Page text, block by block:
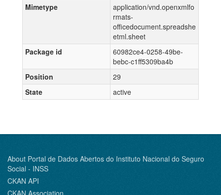
Mimetype
application/vnd.openxmlfo
rmats-
officedocument.spreadshe
etml.sheet
Package id
60982ce4-0258-49be-
bebc-c1ff5309ba4b
Position
29
State
active
About Portal de Dados Abertos do Instituto Nacional do Seguro
Social - INSS
CKAN API
CKAN Association